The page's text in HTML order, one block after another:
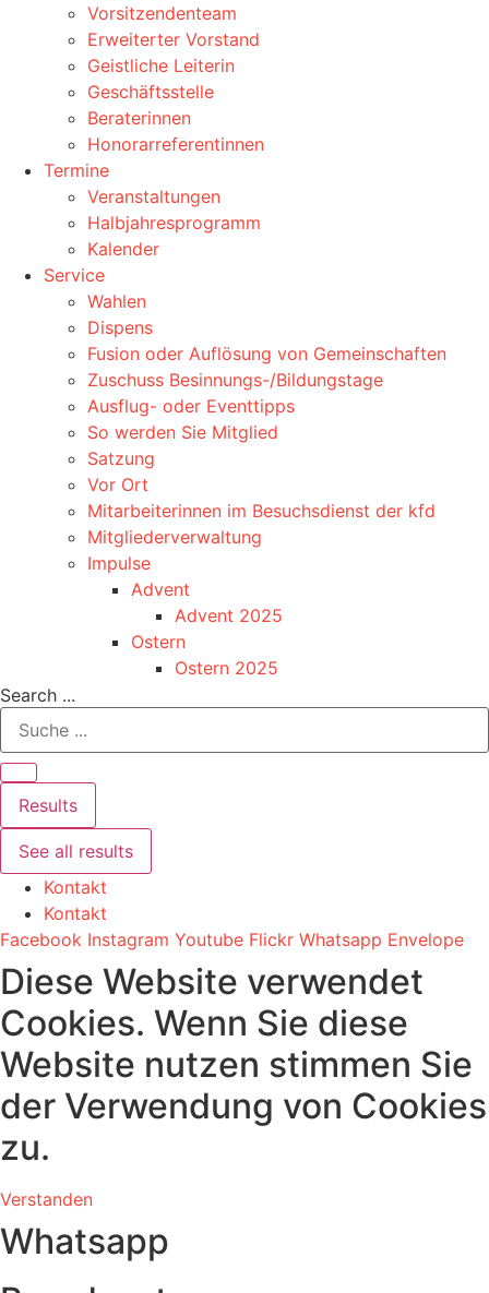
Vorsitzendenteam
Erweiterter Vorstand
Geistliche Leiterin
Geschäftsstelle
Beraterinnen
Honorarreferentinnen
Termine
Veranstaltungen
Halbjahresprogramm
Kalender
Service
Wahlen
Dispens
Fusion oder Auflösung von Gemeinschaften
Zuschuss Besinnungs-/Bildungstage
Ausflug- oder Eventtipps
So werden Sie Mitglied
Satzung
Vor Ort
Mitarbeiterinnen im Besuchsdienst der kfd
Mitgliederverwaltung
Impulse
Advent
Advent 2025
Ostern
Ostern 2025
Search ...
Results
See all results
Kontakt
Kontakt
Facebook Instagram Youtube Flickr Whatsapp Envelope
Diese Website verwendet
Cookies. Wenn Sie diese
Website nutzen stimmen Sie
der Verwendung von Cookies
zu.
Verstanden
Whatsapp